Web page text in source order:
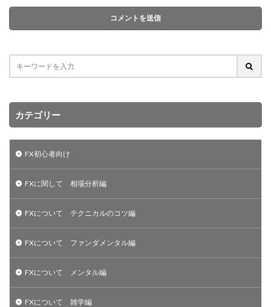
カテゴリー
FX初心者向け
FXに関して 相場分析編
FXについて テクニカルのコツ編
FXについて ファンダメンタル編
FXについて メンタル編
FXについて 雑学編